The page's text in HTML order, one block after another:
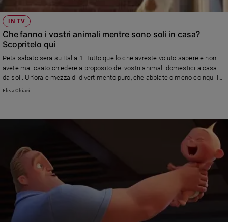
IN TV
Che fanno i vostri animali mentre sono soli in casa?
Scopritelo qui
Pets sabato sera su Italia 1. Tutto quello che avreste voluto sapere e non
avete mai osato chiedere a proposito dei vostri animali domestici a casa
da soli. Un'ora e mezza di divertimento puro, che abbiate o meno coinquilini
a quattro zampe, piume, squame o altro
Elisa Chiari